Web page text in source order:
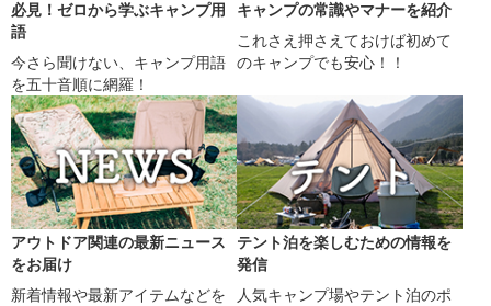
必見！ゼロから学ぶキャンプ用
語
今さら聞けない、キャンプ用語
を五十音順に網羅！
キャンプの常識やマナーを紹介
これさえ押さえておけば初めて
のキャンプでも安心！！
アウトドア関連の最新ニュース
をお届け
新着情報や最新アイテムなどを
テント泊を楽しむための情報を
発信
人気キャンプ場やテント泊のポ